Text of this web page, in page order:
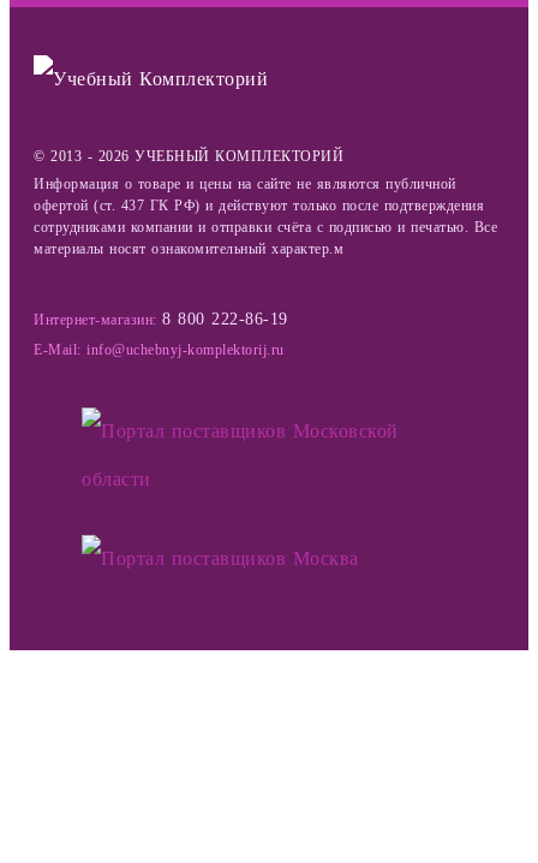
© 2013 - 2026 УЧЕБНЫЙ КОМПЛЕКТОРИЙ
Информация о товаре и цены на сайте не являются публичной
офертой (ст. 437 ГК РФ) и действуют только после подтверждения
сотрудниками компании и отправки счёта с подписью и печатью. Все
материалы носят ознакомительный характер.м
Интернет-магазин: 8 800 222-86-19
E-Mail: info@uchebnyj-komplektorij.ru